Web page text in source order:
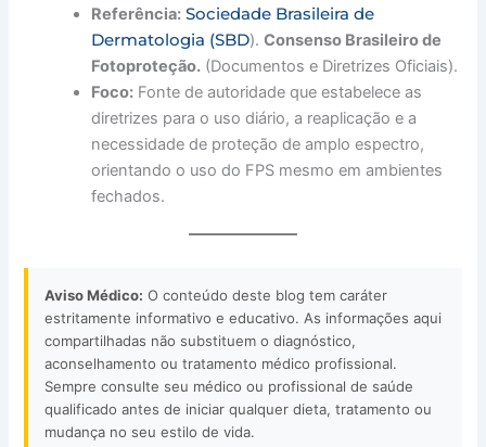
Referência: Sociedade Brasileira de
Dermatologia (SBD).Consenso Brasileiro de
Fotoproteção. (Documentos e Diretrizes Oficiais).
Foco: Fonte de autoridade que estabelece as
diretrizes para o uso diário, a reaplicação e a
necessidade de proteção de amplo espectro,
orientando o uso do FPS mesmo em ambientes
fechados.
Aviso Médico: O conteúdo deste blog tem caráter
estritamente informativo e educativo. As informações aqui
compartilhadas não substituem o diagnóstico,
aconselhamento ou tratamento médico profissional.
Sempre consulte seu médico ou profissional de saúde
qualificado antes de iniciar qualquer dieta, tratamento ou
mudança no seu estilo de vida.